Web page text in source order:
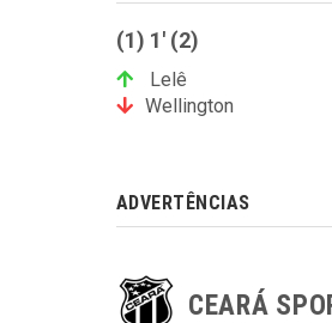
(1) 1' (2)
Lelê
Wellington
ADVERTÊNCIAS
CEARÁ